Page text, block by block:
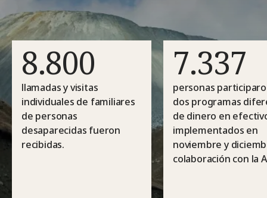
8.800
llamadas y visitas
individuales de familiares
de personas
desaparecidas fueron
recibidas.
7.337
personas
dos programas
de dinero en
implementados en
noviembre y
colaboración con la